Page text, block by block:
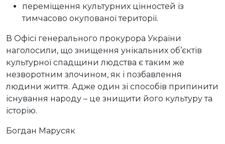
переміщення культурних цінностей із
тимчасово окупованої території.
В Офісі генерального прокурора України
наголосили, що знищення унікальних об’єктів
культурної спадщини людства є таким же
незворотним злочином, як і позбавлення
людини життя. Адже один зі способів припинити
існування народу – це знищити його культуру та
історію.
Богдан Марусяк